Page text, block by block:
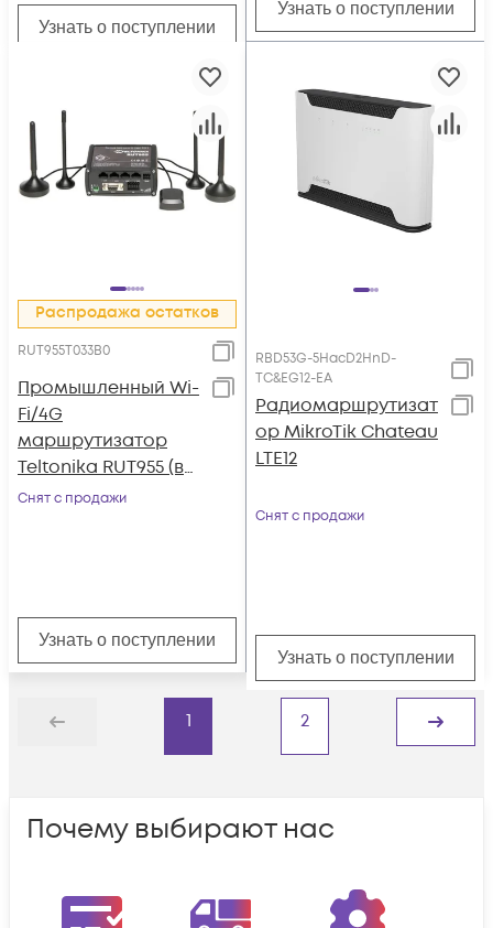
Узнать о поступлении
Узнать о поступлении
Распродажа остатков
RUT955T033B0
Промышленный Wi-
Fi/4G
маршрутизатор
Teltonika RUT955 (в
комплекте GNSS-
Снят с продажи
Узнать о поступлении
RBD53G-5HacD2HnD-
TC&EG12-EA
Радиомаршрутизат
ор MikroTik Chateau
LTE12
Снят с продажи
Узнать о поступлении
Назад
1 2
Дальше
Почему выбирают нас